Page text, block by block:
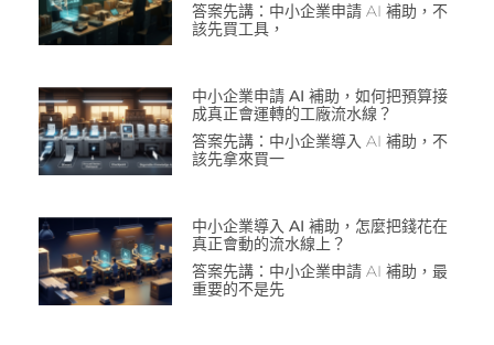
答案先講：中小企業申請 AI 補助，不
該先買工具，
中小企業申請 AI 補助，如何把預算接
成真正會運轉的工廠流水線？
答案先講：中小企業導入 AI 補助，不
該先拿來買一
中小企業導入 AI 補助，怎麼把錢花在
真正會動的流水線上？
答案先講：中小企業申請 AI 補助，最
重要的不是先